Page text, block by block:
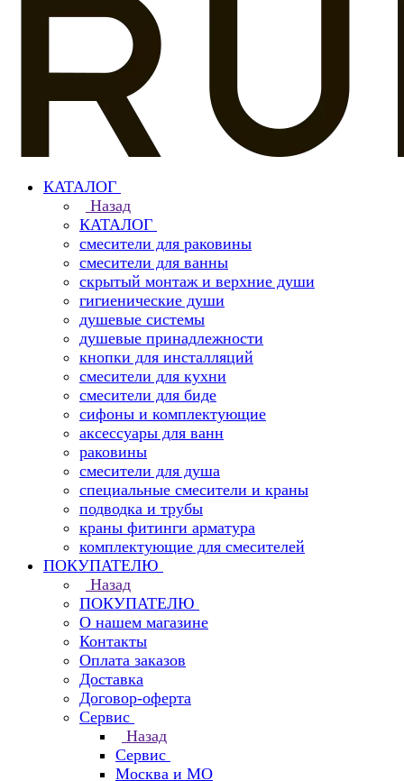
КАТАЛОГ
Назад
КАТАЛОГ
смесители для раковины
смесители для ванны
скрытый монтаж и верхние души
гигиенические души
душевые системы
душевые принадлежности
кнопки для инсталляций
смесители для кухни
смесители для биде
сифоны и комплектующие
аксессуары для ванн
раковины
смесители для душа
специальные смесители и краны
подводка и трубы
краны фитинги арматура
комплектующие для смесителей
ПОКУПАТЕЛЮ
Назад
ПОКУПАТЕЛЮ
О нашем магазине
Контакты
Оплата заказов
Доставка
Договор-оферта
Сервис
Назад
Сервис
Москва и МО